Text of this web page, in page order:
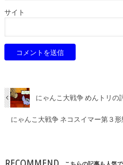
サイト
にゃんこ大戦争 めんトリの
にゃんこ大戦争 ネコスイマー第３